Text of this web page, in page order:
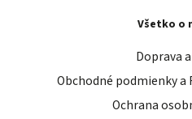
Všetko o
Doprava
Obchodné podmienky
Ochrana